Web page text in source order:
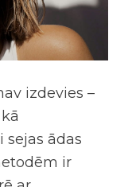
izdevies –
sejas ādas
ir